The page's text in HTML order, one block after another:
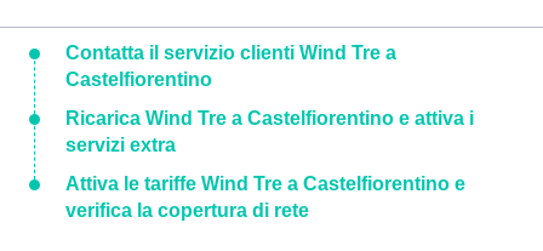
Contatta il servizio clienti Wind Tre a
Castelfiorentino
Ricarica Wind Tre a Castelfiorentino e attiva i
servizi extra
Attiva le tariffe Wind Tre a Castelfiorentino e
verifica la copertura di rete